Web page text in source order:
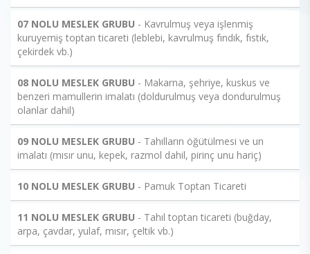
07 NOLU MESLEK GRUBU - Kavrulmuş veya işlenmiş
kuruyemiş toptan ticareti (leblebi, kavrulmuş fındık, fıstık,
çekirdek vb.)
08 NOLU MESLEK GRUBU - Makarna, şehriye, kuskus ve
benzeri mamullerin imalatı (doldurulmuş veya dondurulmuş
olanlar dahil)
09 NOLU MESLEK GRUBU - Tahılların öğütülmesi ve un
imalatı (mısır unu, kepek, razmol dahil, pirinç unu hariç)
10 NOLU MESLEK GRUBU - Pamuk Toptan Ticareti
11 NOLU MESLEK GRUBU - Tahıl toptan ticareti (buğday,
arpa, çavdar, yulaf, mısır, çeltik vb.)